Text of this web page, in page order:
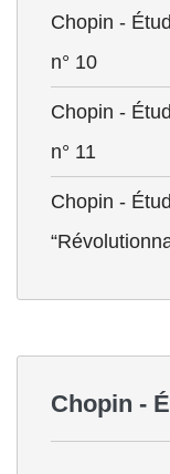
Chopin -
n° 10
Chopin -
n° 11
Chopin -
Chopin -